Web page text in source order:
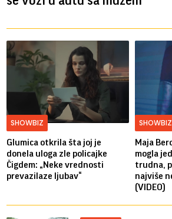
SHOWBIZ
Glumica otkrila šta joj je
donela uloga zle policajke
Čigdem: „Neke vrednosti
prevazilaze ljubav“
SHOWBIZ
Maja
mogla
trudna,
najviše
(VIDEO)